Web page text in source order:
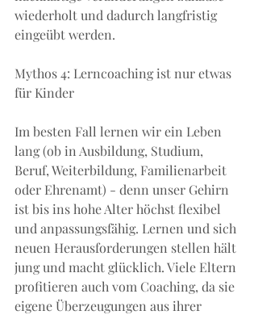
wiederholt und dadurch langfristig
eingeübt werden.
Mythos 4: Lerncoaching ist nur etwas
für Kinder
Im besten Fall lernen wir ein Leben
lang (ob in Ausbildung, Studium,
Beruf, Weiterbildung, Familienarbeit
oder Ehrenamt) - denn unser Gehirn
ist bis ins hohe Alter höchst flexibel
und anpassungsfähig. Lernen und sich
neuen Herausforderungen stellen hält
jung und macht glücklich. Viele Eltern
profitieren auch vom Coaching, da sie
eigene Überzeugungen aus ihrer